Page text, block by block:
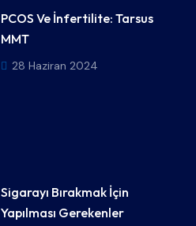
PCOS Ve İnfertilite: Tarsus
MMT
28 Haziran 2024
Sigarayı Bırakmak İçin
Yapılması Gerekenler